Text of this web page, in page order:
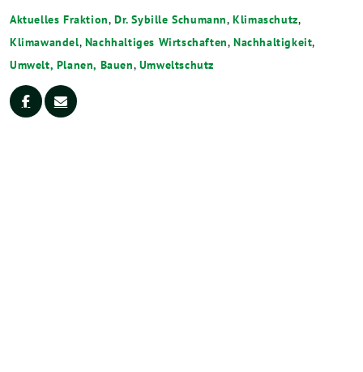
Aktuelles Fraktion,Dr. Sybille Schumann,Klimaschutz,
Klimawandel, Nachhaltiges Wirtschaften,Nachhaltigkeit,
Umwelt, Planen, Bauen, Umweltschutz